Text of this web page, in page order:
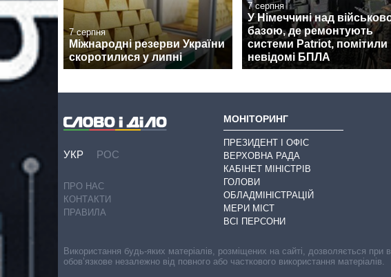
7 серпня
Міжнародні резерви України
скоротилися у липні
7 серпня
У Німеччині над
базою, де ремонтують
системи Patriot, помітили
невідомі БПЛА
УКР РОС
ПРО НАС
КОНТАКТИ
ПРАВИЛА
МОНІТОРИНГ
ПРЕЗИДЕНТ І ОФІС
ВЕРХОВНА РАДА
КАБІНЕТ МІНІСТРІВ
ГОЛОВИ
ОБЛАДМІНІСТРАЦІЙ
МЕРИ МІСТ
ВСІ ПЕРСОНИ
Використання будь-яких матеріалів, розміщених на сайті, дозволяється
обов’язкове незалежно від повного або часткового використання матеріалів.